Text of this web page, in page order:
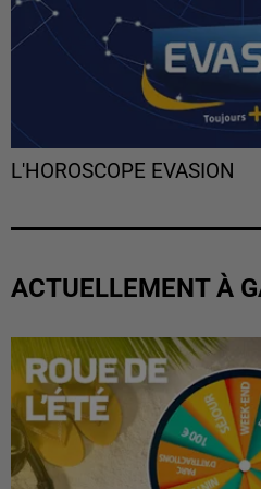
L'HOROSCOPE EVASION
ACTUELLEMENT À